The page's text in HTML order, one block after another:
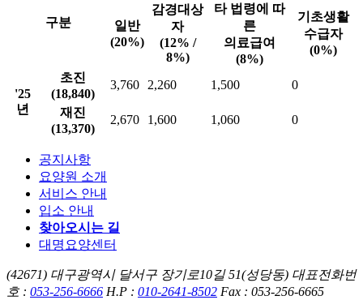
구분
일반
(20%)
감경대상
자
(12% /
8%)
타 법령에 따
른
의료급여
(8%)
기초생활
수급자
(0%)
'25
년
초진
(18,840)
3,760 2,260 1,500
0
재진
(13,370)
2,670 1,600 1,060 0
공지사항
요양원 소개
서비스 안내
입소 안내
찾아오시는 길
대명요양센터
(42671) 대구광역시 달서구 장기로10길 51(성당동) 대표전화번
호 : 053-256-6666 H.P : 010-2641-8502 Fax : 053-256-6665